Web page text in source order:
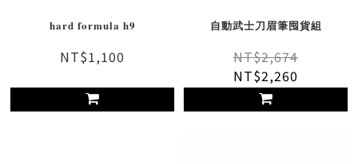
hard formula h9
NT$1,100
自動武士刀眉筆囤貨組
NT$2,674
NT$2,260